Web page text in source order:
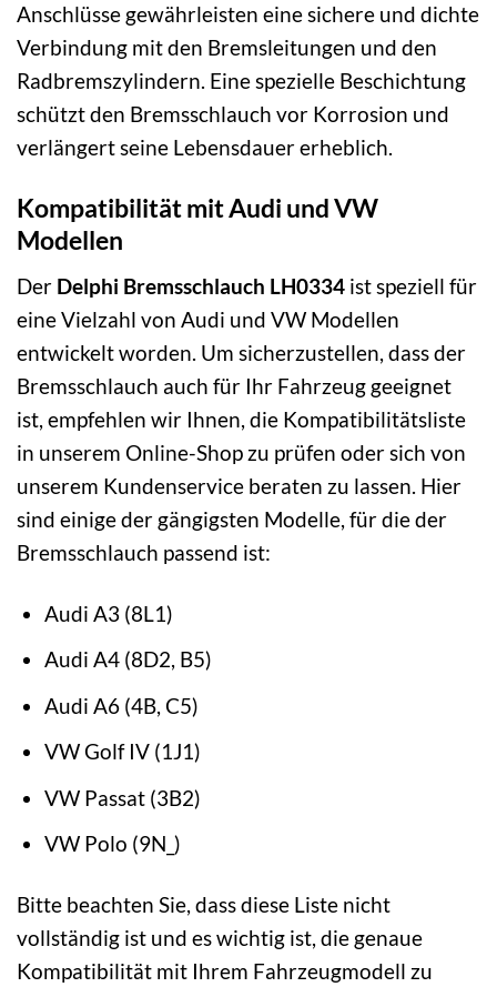
Anschlüsse gewährleisten eine sichere und dichte
Verbindung mit den Bremsleitungen und den
Radbremszylindern. Eine spezielle Beschichtung
schützt den Bremsschlauch vor Korrosion und
verlängert seine Lebensdauer erheblich.
Kompatibilität mit Audi und VW
Modellen
Der Delphi Bremsschlauch LH0334 ist speziell für
eine Vielzahl von Audi und VW Modellen
entwickelt worden. Um sicherzustellen, dass der
Bremsschlauch auch für Ihr Fahrzeug geeignet
ist, empfehlen wir Ihnen, die Kompatibilitätsliste
in unserem Online-Shop zu prüfen oder sich von
unserem Kundenservice beraten zu lassen. Hier
sind einige der gängigsten Modelle, für die der
Bremsschlauch passend ist:
Audi A3 (8L1)
Audi A4 (8D2, B5)
Audi A6 (4B, C5)
VW Golf IV (1J1)
VW Passat (3B2)
VW Polo (9N_)
Bitte beachten Sie, dass diese Liste nicht
vollständig ist und es wichtig ist, die genaue
Kompatibilität mit Ihrem Fahrzeugmodell zu